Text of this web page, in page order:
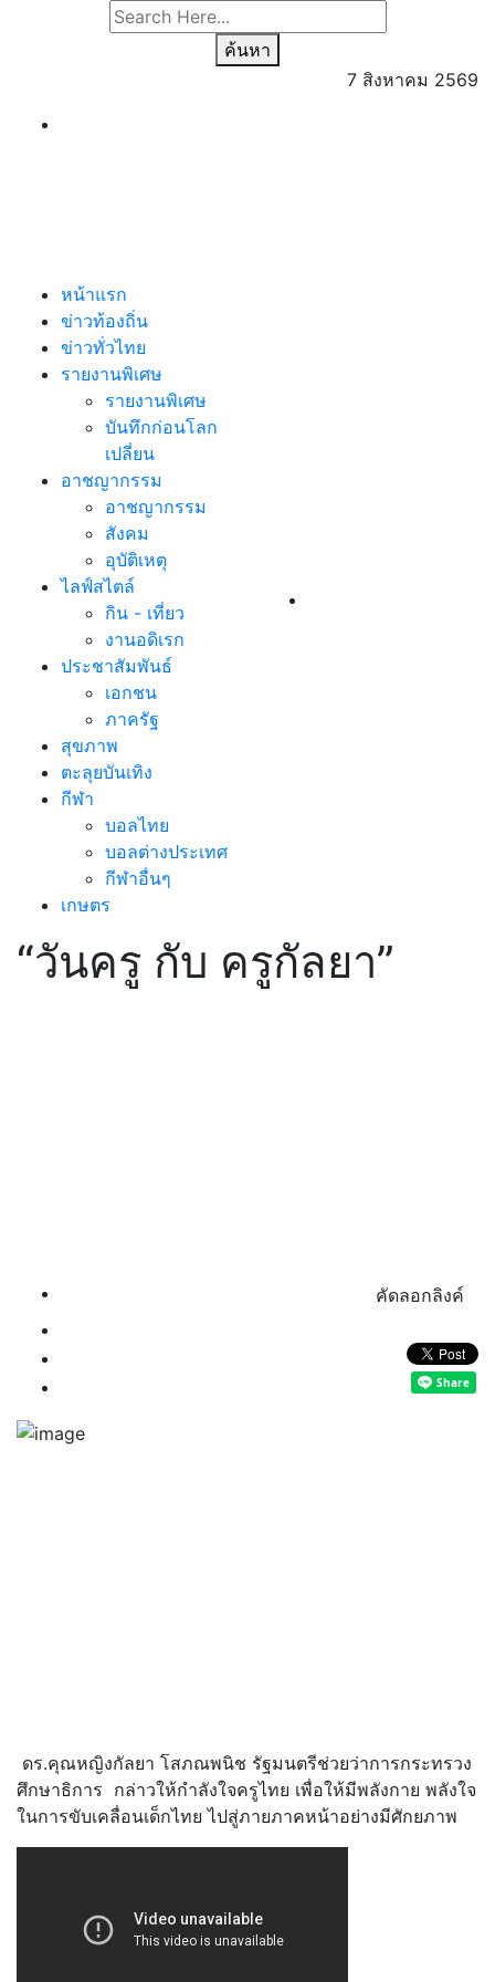
ค้นหา
7 สิงหาคม 2569
หน้าแรก
ข่าวท้องถิ่น
ข่าวทั่วไทย
รายงานพิเศษ
รายงานพิเศษ
บันทึกก่อนโลก
เปลี่ยน
อาชญากรรม
อาชญากรรม
สังคม
อุบัติเหตุ
ไลฟ์สไตล์
กิน - เที่ยว
งานอดิเรก
ประชาสัมพันธ์
เอกชน
ภาครัฐ
สุขภาพ
ตะลุยบันเทิง
กีฬา
บอลไทย
บอลต่างประเทศ
กีฬาอื่นๆ
เกษตร
“วันครู กับ ครูกัลยา”
คัดลอกลิงค์
ดร.คุณหญิงกัลยา โสภณพนิช รัฐมนตรีช่วยว่าการกระทรวง
ศึกษาธิการ กล่าวให้กำลังใจครูไทย เพื่อให้มีพลังกาย พลังใจ
ในการขับเคลื่อนเด็กไทย ไปสู่ภายภาคหน้าอย่างมีศักยภาพ